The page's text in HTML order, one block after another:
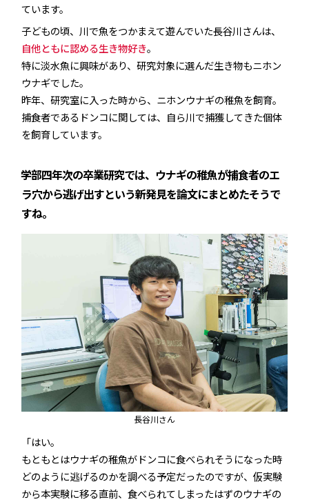
ています。
子どもの頃、川で魚をつかまえて遊んでいた長谷川さんは、
自他ともに認める生き物好き。
特に淡水魚に興味があり、研究対象に選んだ生き物もニホン
ウナギでした。
昨年、研究室に入った時から、ニホンウナギの稚魚を飼育。
捕食者であるドンコに関しては、自ら川で捕獲してきた個体
を飼育しています。
――学部四年次の卒業研究では、ウナギの稚魚が捕食者のエ
ラ穴から逃げ出すという新発見を論文にまとめたそうで
すね。
長谷川さん
「はい。
もともとはウナギの稚魚がドンコに食べられそうになった時
どのように逃げるのかを調べる予定だったのですが、仮実験
から本実験に移る直前、食べられてしまったはずのウナギの